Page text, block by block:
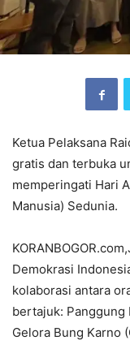
Ketua Pelaksana
gratis dan terbuka
memperingati Hari
Manusia) Sedunia.
Demokrasi
kolaborasi antara
bertajuk: Panggung
Gelora Bung Karno